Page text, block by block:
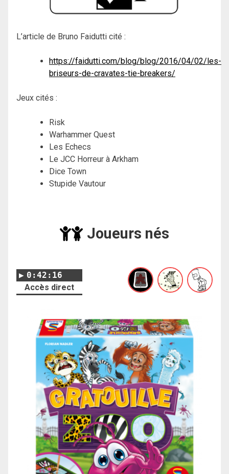
L’article de Bruno Faidutti cité :
https://faidutti.com/blog/blog/2016/04/02/les-
briseurs-de-cravates-tie-breakers/
Jeux cités :
Risk
Warhammer Quest
Les Echecs
Le JCC Horreur à Arkham
Dice Town
Stupide Vautour
Joueurs nés
0:42:16
Accès direct